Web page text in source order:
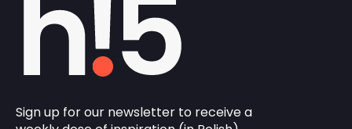
Sign up for our newsletter to receive a